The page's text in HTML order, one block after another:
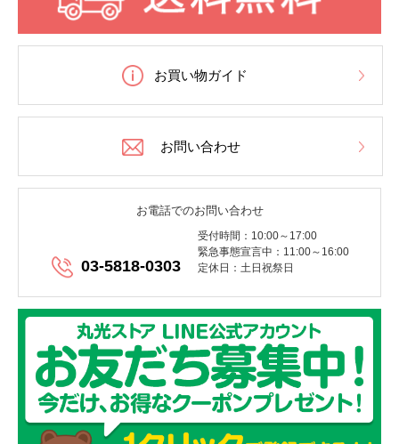
お買い物ガイド
お問い合わせ
お電話でのお問い合わせ
03-5818-0303
受付時間：10:00～17:00
緊急事態宣言中：11:00～16:00
定休日：土日祝祭日